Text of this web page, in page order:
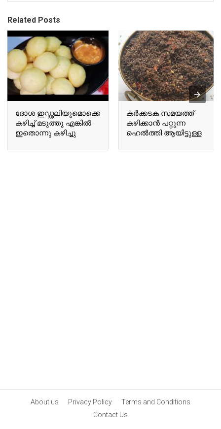
Related Posts
ദോശ ഇഡ്ഢലിയുമൊക്കെ
കഴിച്ച് മടുത്തു എങ്കിൽ
ഇതൊന്നു കഴിച്ചു
of eating dosa and idli,
കർക്കടക സമയത്ത്
കഴിക്കാൻ പറ്റുന്ന
ഹെൽത്തി ആയിട്ടുള്ള
suitable for
About us Privacy Policy
Terms and Conditions
Contact Us